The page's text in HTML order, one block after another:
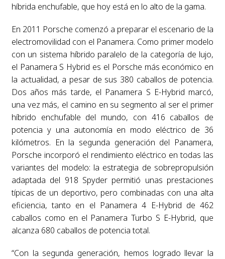
híbrida enchufable, que hoy está en lo alto de la gama.
En 2011 Porsche comenzó a preparar el escenario de la
electromovilidad con el Panamera. Como primer modelo
con un sistema híbrido paralelo de la categoría de lujo,
el Panamera S Hybrid es el Porsche más económico en
la actualidad, a pesar de sus 380 caballos de potencia.
Dos años más tarde, el Panamera S E-Hybrid marcó,
una vez más, el camino en su segmento al ser el primer
híbrido enchufable del mundo, con 416 caballos de
potencia y una autonomía en modo eléctrico de 36
kilómetros. En la segunda generación del Panamera,
Porsche incorporó el rendimiento eléctrico en todas las
variantes del modelo: la estrategia de sobrepropulsión
adaptada del 918 Spyder permitió unas prestaciones
típicas de un deportivo, pero combinadas con una alta
eficiencia, tanto en el Panamera 4 E-Hybrid de 462
caballos como en el Panamera Turbo S E-Hybrid, que
alcanza 680 caballos de potencia total.
“Con la segunda generación, hemos logrado llevar la